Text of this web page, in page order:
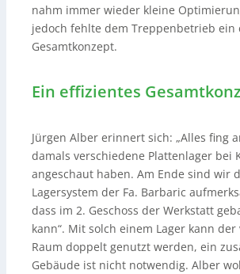
nahm immer wieder kleine
jedoch fehlte dem Treppenbetrieb ein
Gesamtkonzept.
Ein effizientes
Jürgen Alber erinnert sich: „Alles fing
damals verschiedene Plattenlager bei
angeschaut haben. Am Ende sind wir
Lagersystem der Fa. Barbaric
dass im 2. Geschoss der Werkstatt
kann“. Mit solch einem Lager kann
Raum doppelt genutzt werden, ein
Gebäude ist nicht notwendig. Alber